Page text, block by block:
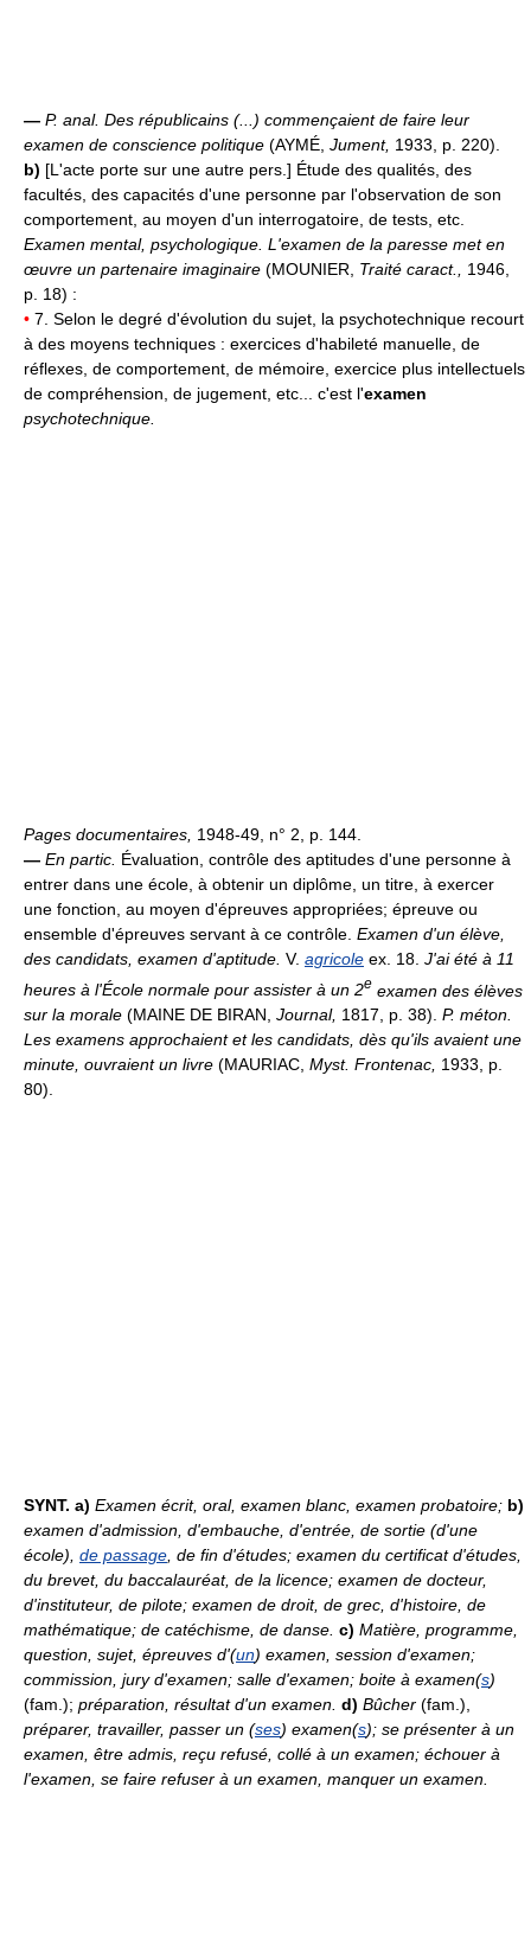
— P. anal. Des républicains (...) commençaient de faire leur
examen de conscience politique (AYMÉ, Jument, 1933, p. 220).
b) [L'acte porte sur une autre pers.] Étude des qualités, des
facultés, des capacités d'une personne par l'observation de son
comportement, au moyen d'un interrogatoire, de tests, etc.
Examen mental, psychologique. L'examen de la paresse met en
œuvre un partenaire imaginaire (MOUNIER, Traité caract., 1946,
p. 18) :
• 7. Selon le degré d'évolution du sujet, la psychotechnique recourt
à des moyens techniques : exercices d'habileté manuelle, de
réflexes, de comportement, de mémoire, exercice plus intellectuels
de compréhension, de jugement, etc... c'est l'examen
psychotechnique.
Pages documentaires 1948-49, n° 2, p. 144.
— En partic. Évaluation, contrôle des aptitudes d'une personne à
entrer dans une école, à obtenir un diplôme, un titre, à exercer
une fonction, au moyen d'épreuves appropriées; épreuve ou
ensemble d'épreuves servant à ce contrôle. Examen d'un élève,
des candidats, examen d'aptitude. V. agricole ex. 18. J'ai été à 11
heures à l'École normale pour assister à un 2e examen des élèves
sur la morale (MAINE DE BIRAN, Journal, 1817, p. 38). P. méton.
Les examens approchaient et les candidats, dès qu'ils avaient une
minute, ouvraient un livre (MAURIAC, Myst. Frontenac, 1933, p.
80).
SYNT. a) Examen écrit, oral, examen blanc, examen probatoire; b)
examen d'admission, d'embauche, d'entrée, de sortie (d'une
école), de passage, de fin d'études; examen du certificat d'études,
du brevet, du baccalauréat, de la licence; examen de docteur,
d'instituteur, de pilote; examen de droit, de grec, d'histoire, de
mathématique; de catéchisme, de danse. c) Matière, programme,
question, sujet, épreuves d'(un) examen, session d'examen;
commission, jury d'examen; salle d'examen; boite à examen(s)
(fam.); préparation, résultat d'un examen. d) Bûcher (fam.),
préparer, travailler, passer un (ses) examen(s); se présenter à un
examen, être admis, reçu refusé, collé à un examen; échouer à
l'examen, se faire refuser à un examen, manquer un examen.